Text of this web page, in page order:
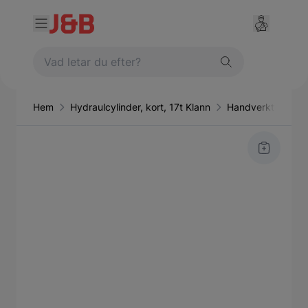
Hem Hydraulcylinder, kort, 17t Klann Handverktyg &